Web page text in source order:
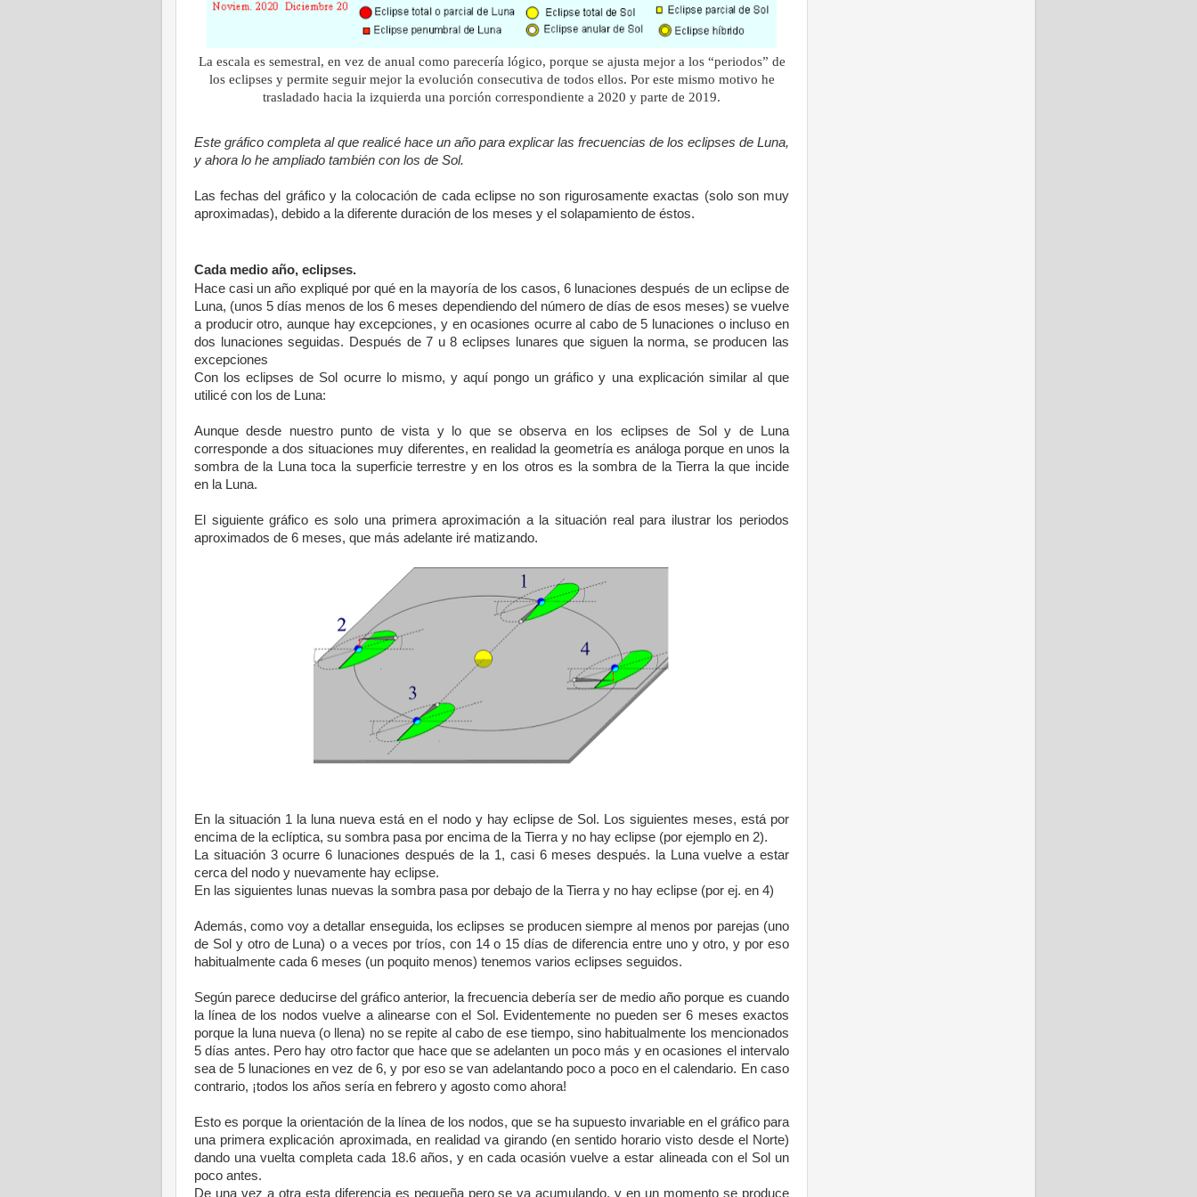
La escala es semestral, en vez de anual como parecería lógico, porque se ajusta mejor a los “periodos” de
los eclipses y permite seguir mejor la evolución consecutiva de todos ellos. Por este mismo motivo he
trasladado hacia la izquierda una porción correspondiente a 2020 y parte de 2019.
Este gráfico completa al que realicé hace un año para explicar las frecuencias de los eclipses de Luna,
y ahora lo he ampliado también con los de Sol.
Las fechas del gráfico y la colocación de cada eclipse no son rigurosamente exactas (solo son muy
aproximadas), debido a la diferente duración de los meses y el solapamiento de éstos.
Cada medio año, eclipses.
Hace casi un año expliqué por qué en la mayoría de los casos, 6 lunaciones después de un eclipse de
Luna, (unos 5 días menos de los 6 meses dependiendo del número de días de esos meses) se vuelve
a producir otro, aunque hay excepciones, y en ocasiones ocurre al cabo de 5 lunaciones o incluso en
dos lunaciones seguidas. Después de 7 u 8 eclipses lunares que siguen la norma, se producen las
excepciones
Con los eclipses de Sol ocurre lo mismo, y aquí pongo un gráfico y una explicación similar al que
utilicé con los de Luna:
Aunque desde nuestro punto de vista y lo que se observa en los eclipses de Sol y de Luna
corresponde a dos situaciones muy diferentes, en realidad la geometría es análoga porque en unos la
sombra de la Lunatoca la superficie terrestre y en los otros es la sombra de la Tierrala que incide
en la Luna.
El siguiente gráfico es solo una primera aproximación a la situación real para ilustrar los periodos
aproximados de 6 meses, que más adelante iré matizando.
En la situación 1 la luna nueva está en el nodo y hay eclipse de Sol. Los siguientes meses, está por
encima de la eclíptica, su sombra pasa por encima de la Tierray no hay eclipse (por ejemplo en 2).
La situación 3 ocurre 6 lunaciones después de la 1, casi 6 meses después.
la Lunavuelve a estar
cerca del nodo y nuevamente hay eclipse.
En las siguientes lunas nuevas la sombra pasa por debajo de la Tierray no hay eclipse (por ej. en 4)
Además, como voy a detallar enseguida, los eclipses se producen siempre al menos por parejas (uno
de Sol y otro de Luna) o a veces por tríos, con 14 o 15 días de diferencia entre uno y otro, y por eso
habitualmente cada 6 meses (un poquito menos) tenemos varios eclipses seguidos.
Según parece deducirse del gráfico anterior, la frecuencia debería ser de medio año porque es cuando
la línea de los nodos vuelve a alinearse con el Sol. Evidentemente no pueden ser 6 meses exactos
porque la luna nueva (o llena) no se repite al cabo de ese tiempo, sino habitualmente los mencionados
5 días antes. Pero hay otro factor que hace que se adelanten un poco más y en ocasiones el intervalo
sea de 5 lunaciones en vez de 6, y por eso se van adelantando poco a poco en el calendario. En caso
contrario, ¡todos los años sería en febrero y agosto como ahora!
Esto es porque la orientación de la línea de los nodos, que se ha supuesto invariable en el gráfico para
una primera explicación aproximada, en realidad va girando (en sentido horario visto desde el Norte)
dando una vuelta completa cada 18.6 años, y en cada ocasión vuelve a estar alineada con el Sol un
poco antes.
De una vez a otra esta diferencia es pequeña pero se va acumulando, y en un momento se produce